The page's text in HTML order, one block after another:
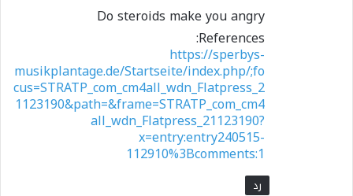
Do steroids make you angry
References:
https://sperbys-
musikplantage.de/Startseite/index.php/;fo
cus=STRATP_com_cm4all_wdn_Flatpress_2
1123190&path=&frame=STRATP_com_cm4
all_wdn_Flatpress_21123190?
x=entry:entry240515-
112910%3Bcomments:1
رد